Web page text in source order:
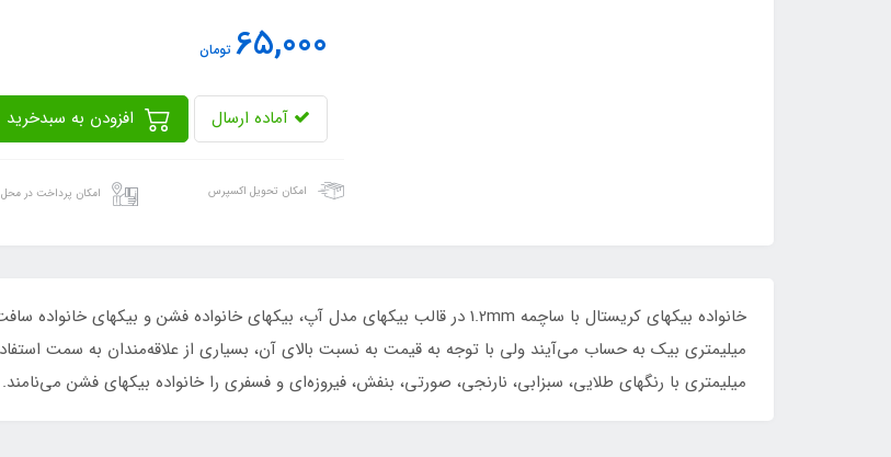
65,000تومان
آماده ارسال
امکان تحویل اکسپرس امکان پرداخت در محل
میلیمتری با رنگهای طلایی، سبزابی، نارنجی، صورتی، بنفش، فیروزه‌ای و فسفری را خانواده بیکهای فشن می‌نامند.